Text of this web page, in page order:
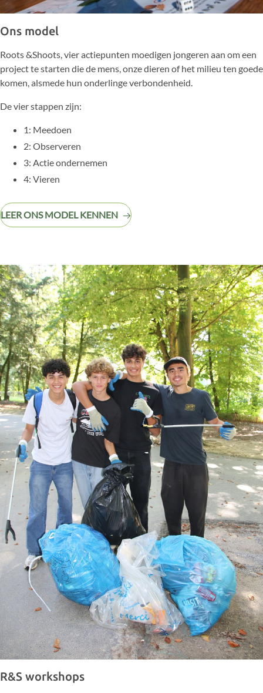
Ons model
Roots &Shoots, vier actiepunten moedigen jongeren aan om een
project te starten die de mens, onze dieren of het milieu ten goede
komen, alsmede hun onderlinge verbondenheid.
De vier stappen zijn:
1: Meedoen
2: Observeren
3: Actie ondernemen
4: Vieren
LEER ONS MODEL KENNEN
R&S workshops